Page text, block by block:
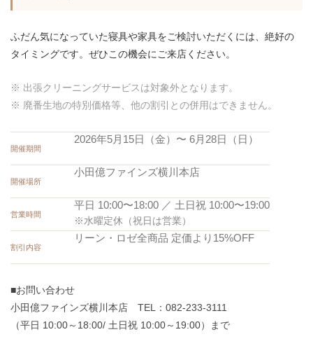
ふだん気になっていた寝具や家具をご検討いただくには、絶好の
タイミングです。ぜひこの機会にご来店ください。
※ 出張クリーニングサービスは対象外となります。
※ 廃番生地の特別価格等、他の割引との併用はできません。
開催期間
2026年5月15日（金）〜 6月28日（日）
開催場所
小田億ファインズ横川本店
営業時間
平日 10:00〜18:00 ／ 土日祝 10:00〜19:00
※水曜定休（祝日は営業）
割引内容
リーン・ロゼ全商品 定価より15%OFF
■お問い合わせ
小田億ファインズ横川本店 TEL：082-233-3111
（平日 10:00～18:00/ 土日祝 10:00～19:00）まで